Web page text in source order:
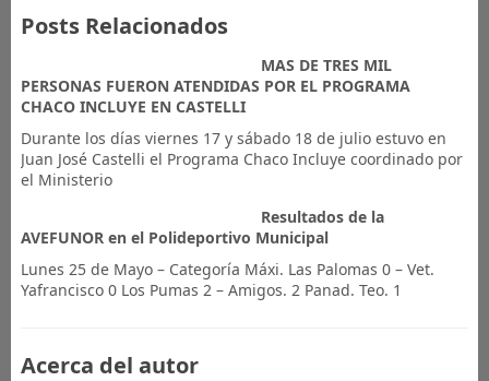
Posts Relacionados
MAS DE TRES MIL
PERSONAS FUERON ATENDIDAS POR EL PROGRAMA
CHACO INCLUYE EN CASTELLI
Durante los días viernes 17 y sábado 18 de julio estuvo en
Juan José Castelli el Programa Chaco Incluye coordinado por
el Ministerio
Resultados de la
AVEFUNOR en el Polideportivo Municipal
Lunes 25 de Mayo – Categoría Máxi. Las Palomas 0 – Vet.
Yafrancisco 0 Los Pumas 2 – Amigos. 2 Panad. Teo. 1
Acerca del autor